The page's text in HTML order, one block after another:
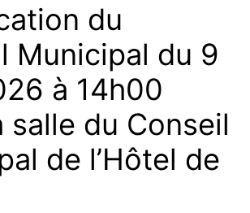
du
Municipal du 9
à 14h00
salle du Conseil
de l’Hôtel de